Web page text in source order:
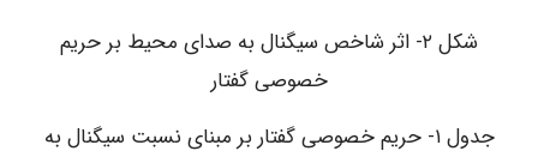
شکل ۲- اثر شاخص سیگنال به صدای محیط بر حریم
خصوصی گفتار
جدول ۱- حریم خصوصی گفتار بر مبنای نسبت سیگنال به